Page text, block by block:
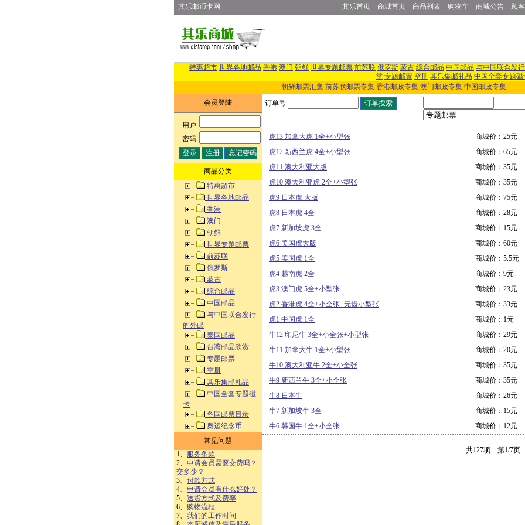
其乐邮币卡网 其乐首页 商城首页 商品列表 购物车 商城公告 顾
特惠超市 世界各地邮品 香港 澳门 朝鲜 世界专题邮票 前苏联 俄罗斯 蒙古 综合邮品 中国邮品 与中国联合发
赏 专题邮票 空册 其乐集邮礼品 中国全套专题磁
朝鲜邮票汇集 前苏联邮票专集 香港邮政专集 澳门邮政专集 中国邮政专集
会员登陆
用户:
密码:
商品分类
特惠超市
世界各地邮品
香港
澳门
朝鲜
世界专题邮票
前苏联
俄罗斯
蒙古
综合邮品
中国邮品
与中国联合发行
的外邮
泰国邮品
台湾邮品欣赏
专题邮票
空册
其乐集邮礼品
中国全套专题磁
卡
各国邮票目录
奥运纪念币
常见问题
1、 服务条款
2、 申请会员需要交费吗？
交多少？
3、 付款方式
4、 申请会员有什么好处？
5、 送货方式及费率
6、 购物流程
7、 我们的工作时间
订单号
虎13 加拿大虎 1全+小型张
商城价：25元
虎12 新西兰虎 4全+小型张
商城价：65元
虎11 澳大利亚大版
商城价：35元
虎10 澳大利亚虎 2全+小型张
商城价：35元
虎9 日本虎 大版
商城价：75元
虎8 日本虎 4全
商城价：28元
虎7 新加坡虎 3全
商城价：15元
虎6 美国虎大版
商城价：60元
虎5 美国虎 1全
商城价：5.5元
虎4 越南虎 2全
商城价：9元
虎3 澳门虎 5全+小型张
商城价：23元
虎2 香港虎 4全+小全张+无齿小型张
商城价：33元
虎1 中国虎 1全
商城价：1元
牛12 印尼牛 3全+小全张+小型张
商城价：29元
牛11 加拿大牛 1全+小型张
商城价：20元
牛10 澳大利亚牛 2全+小全张
商城价：35元
牛9 新西兰牛 3全+小全张
商城价：35元
牛8 日本牛
商城价：26元
牛7 新加坡牛 3全
商城价：15元
牛6 韩国牛 1全+小全张
商城价：12元
共127项 第1/7